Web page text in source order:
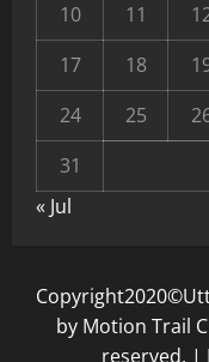
10
11
17
18
24
25
31
« Jul
by Motion Trail
reserved. |